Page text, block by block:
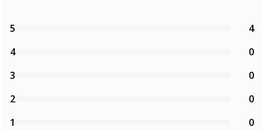
5
4
4
0
3
0
2
0
1
0